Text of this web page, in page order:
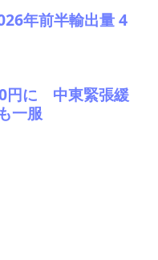
年前半輸出量 4
円に 中東緊張緩
一服